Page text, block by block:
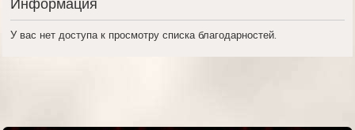
Информация
У вас нет доступа к просмотру списка благодарностей.